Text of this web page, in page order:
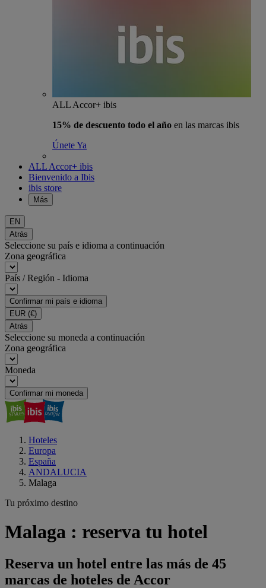
ALL Accor+ ibis
15% de descuento todo el año en las marcas ibis
Únete Ya
ALL Accor+ ibis
Bienvenido a Ibis
ibis store
Más
EN
Atrás
Seleccione su país e idioma a continuación
Zona geográfica
País / Región - Idioma
Confirmar mi país e idioma
EUR (€)
Atrás
Seleccione su moneda a continuación
Zona geográfica
Moneda
Confirmar mi moneda
Hoteles
Europa
España
ANDALUCIA
Malaga
Tu próximo destino
Malaga : reserva tu hotel
Reserva un hotel entre las más de 45
marcas de hoteles de Accor